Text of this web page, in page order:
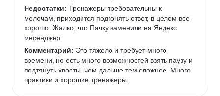
Недостатки: Тренажеры требовательны к
мелочам, приходится подгонять ответ, в целом все
хорошо. Жалко, что Пачку заменили на Яндекс
месенджер.
Комментарий: Это тяжело и требует много
времени, но есть много возможностей взять паузу и
подтянуть хвосты, чем дальше тем сложнее. Много
практики и хорошие тренажеры.